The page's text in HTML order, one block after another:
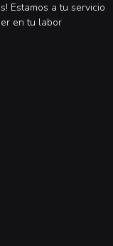
Estamos a tu servicio
en tu labor